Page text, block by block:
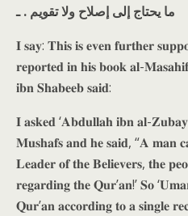
ما يحتاج إلى إصلاح ولا تقويم . ـ
𝐈 𝐬𝐚𝐲: 𝐓𝐡𝐢𝐬 𝐢𝐬 𝐞𝐯𝐞𝐧 𝐟𝐮𝐫𝐭𝐡𝐞𝐫
𝐫𝐞𝐩𝐨𝐫𝐭𝐞𝐝 𝐢𝐧 𝐡𝐢𝐬 𝐛𝐨𝐨𝐤 𝐚𝐥-
𝐢𝐛𝐧 𝐒𝐡𝐚𝐛𝐞𝐞𝐛 𝐬𝐚𝐢𝐝:
𝐈 𝐚𝐬𝐤𝐞𝐝 ‘𝐀𝐛𝐝𝐮𝐥𝐥𝐚𝐡 𝐢𝐛𝐧 𝐚𝐥-
𝐌𝐮𝐬𝐡𝐚𝐟𝐬 𝐚𝐧𝐝 𝐡𝐞 𝐬𝐚𝐢𝐝, “𝐀 𝐦𝐚𝐧
𝐋𝐞𝐚𝐝𝐞𝐫 𝐨𝐟 𝐭𝐡𝐞 𝐁𝐞𝐥𝐢𝐞𝐯𝐞𝐫𝐬, 𝐭𝐡𝐞
𝐫𝐞𝐠𝐚𝐫𝐝𝐢𝐧𝐠 𝐭𝐡𝐞 𝐐𝐮𝐫’𝐚𝐧!’ 𝐒𝐨
𝐐𝐮𝐫’𝐚𝐧 𝐚𝐜𝐜𝐨𝐫𝐝𝐢𝐧𝐠 𝐭𝐨 𝐚 𝐬𝐢𝐧𝐠𝐥𝐞